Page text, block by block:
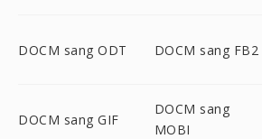
DOCM sang ODT DOCM sang FB2
DOCM sang GIF
DOCM sang
MOBI